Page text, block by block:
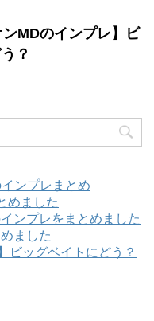
ンMDのインプレ】ビ
？
ンプレまとめ
めました
ンプレをまとめました
ました
ビッグベイトにどう？